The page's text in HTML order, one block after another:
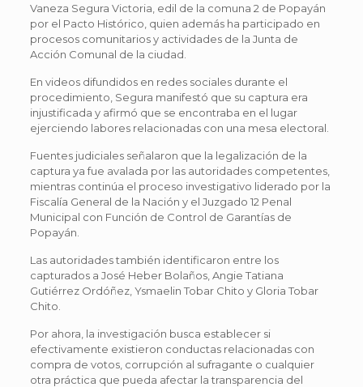
Vaneza Segura Victoria, edil de la comuna 2 de Popayán
por el Pacto Histórico, quien además ha participado en
procesos comunitarios y actividades de la Junta de
Acción Comunal de la ciudad.
En videos difundidos en redes sociales durante el
procedimiento, Segura manifestó que su captura era
injustificada y afirmó que se encontraba en el lugar
ejerciendo labores relacionadas con una mesa electoral.
Fuentes judiciales señalaron que la legalización de la
captura ya fue avalada por las autoridades competentes,
mientras continúa el proceso investigativo liderado por la
Fiscalía General de la Nación y el Juzgado 12 Penal
Municipal con Función de Control de Garantías de
Popayán.
Las autoridades también identificaron entre los
capturados a José Heber Bolaños, Angie Tatiana
Gutiérrez Ordóñez, Ysmaelin Tobar Chito y Gloria Tobar
Chito.
Por ahora, la investigación busca establecer si
efectivamente existieron conductas relacionadas con
compra de votos, corrupción al sufragante o cualquier
otra práctica que pueda afectar la transparencia del